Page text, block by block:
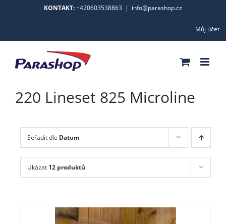
KONTAKT:+420603538863 | info@parashop.cz
Můj účet
220 Lineset 825 Microline
Seřadit dle Datum
Ukázat 12 produktů